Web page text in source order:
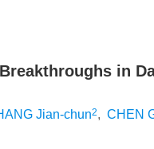
in
Jian-chun2, CHEN